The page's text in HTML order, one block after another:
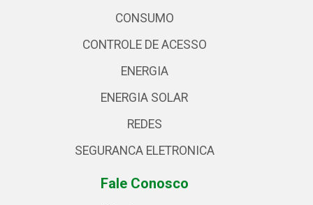
CONSUMO
CONTROLE DE ACESSO
ENERGIA
ENERGIA SOLAR
REDES
SEGURANCA ELETRONICA
Fale Conosco